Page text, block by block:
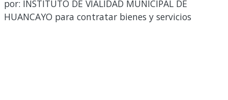
por: INSTITUTO DE VIALIDAD MUNICIPAL DE
HUANCAYO para contratar bienes y servicios